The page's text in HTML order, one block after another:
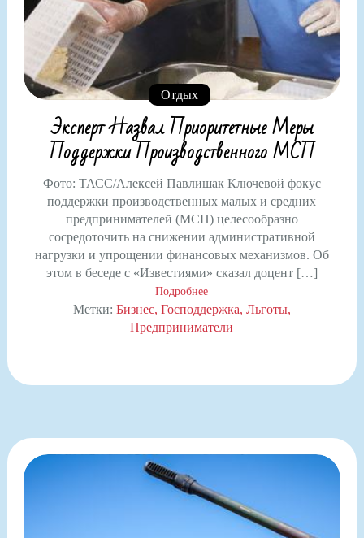
Отдых
Эксперт Назвал Приоритетные Меры
Поддержки Производственного МСП
Фото: ТАСС/Алексей Павлишак Ключевой фокус
поддержки производственных малых и средних
предпринимателей (МСП) целесообразно
сосредоточить на снижении административной
нагрузки и упрощении финансовых механизмов. Об
этом в беседе с «Известиями» сказал доцент […]
Подробнее
Метки: Бизнес Господдержка Льготы
Предприниматели